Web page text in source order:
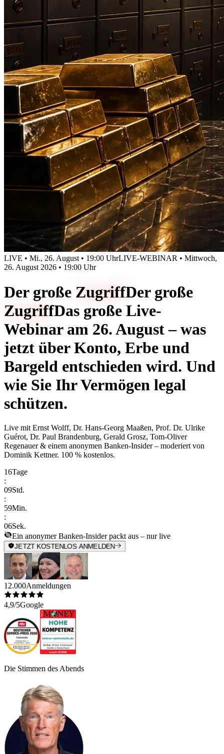
LIVE • Mi., 26. August • 19:00 UhrLIVE-WEBINAR • Mittwoch,
26. August 2026 • 19:00 Uhr
Der große ZugriffDer große
ZugriffDas große Live-
Webinar am 26. August – was
jetzt über Konto, Erbe und
Bargeld entschieden wird. Und
wie Sie Ihr Vermögen legal
schützen.
Live mit Ernst Wolff, Dr. Hans-Georg Maaßen, Prof. Dr. Ulrike
Guérot, Dr. Paul Brandenburg, Gerald Grosz, Tom-Oliver
Regenauer & einem anonymen Banken-Insider– moderiert von
Dominik Kettner. 100 % kostenlos.
16Tage
:
09Std.
:
59Min.
:
06Sek.
Ein anonymer Banken-Insider packt aus – nur live
JETZT KOSTENLOS ANMELDEN
12.000Anmeldungen
4,9/5Google
Die Stimmen des Abends